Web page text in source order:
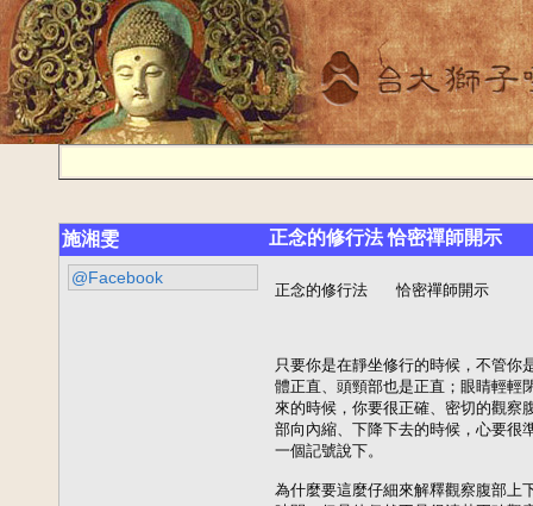
施湘雯 正念的修行法 恰密禪師開示
@Facebook
正念的修行法   恰密禪師開示
只要你是在靜坐修行的時候，不管你
體正直、頭頸部也是正直；眼睛輕輕
來的時候，你要很正確、密切的觀察
部向內縮、下降下去的時候，心要很
一個記號說下。
為什麼要這麼仔細來解釋觀察腹部上